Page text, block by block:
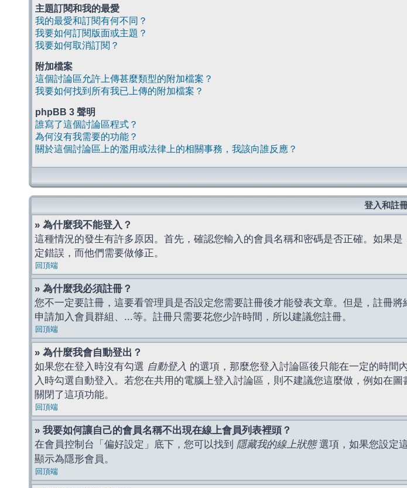
主題訂閱和我的最愛
我的最愛和訂閱有何不同？
我要如何訂閱版面或主題？
我要如何取消訂閱？
附加檔案
這個討論區允許上傳甚麼類型的附加檔案？
我要如何找到所有我已上傳的附加檔案？
phpBB 3 聲明
誰寫了這個討論區程式？
為何沒有我需要的功能？
關於這個討論區上的濫用或法律上的相關事務，我該向誰反應？
登入和註
» 為什麼我不能登入？
這種情況的發生有許多原因。首先，確認您輸入的會員名稱和密碼是否正確。如果
定錯誤，而他們需要做修正。
回頂端
» 為什麼我必須註冊？
您不一定要註冊，這要看管理員是否設定您需要註冊後才能發表文章。但是，註冊
申請加入會員群組、...等。註冊只需要花您少許時間，所以建議您註冊。
回頂端
» 為什麼我會自動登出？
如果您在登入時沒有勾選 自動登入 的選項，那麼您登入討論區後只能在一定的時間
入時勾選自動登入。若您在共用的電腦上登入討論區，則不建議您這麼做，例如在
關閉了這項功能。
回頂端
» 我要如何讓自己的會員名稱不出現在線上會員列表裡頭？
在會員控制台「偏好設定」底下，您可以找到 隱藏我的線上狀態選項，如果您設定
顯示為隱形會員。
回頂端